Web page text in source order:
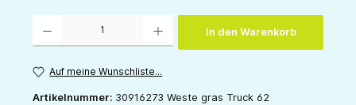
In den Warenkorb
Auf meine Wunschliste...
Artikelnummer: 30916273 Weste gras Truck 62